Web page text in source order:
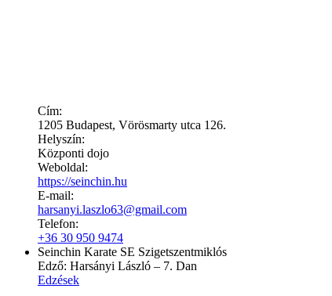
Cím:
1205 Budapest, Vörösmarty utca 126.
Helyszín:
Központi dojo
Weboldal:
https://seinchin.hu
E-mail:
harsanyi.laszlo63@gmail.com
Telefon:
+36 30 950 9474
Seinchin Karate SE Szigetszentmiklós
Edző: Harsányi László – 7. Dan
Edzések